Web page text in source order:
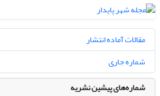
مقالات آماده انتشار
شماره جاری
شماره‌های پیشین نشریه